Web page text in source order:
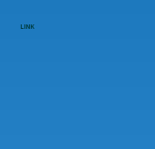
LINK